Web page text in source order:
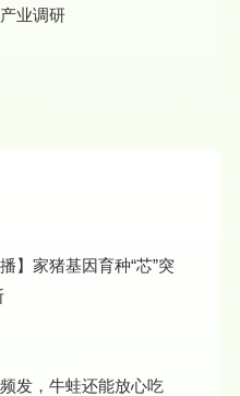
业调研
】家猪基因育种“芯”突
发，牛蛙还能放心吃